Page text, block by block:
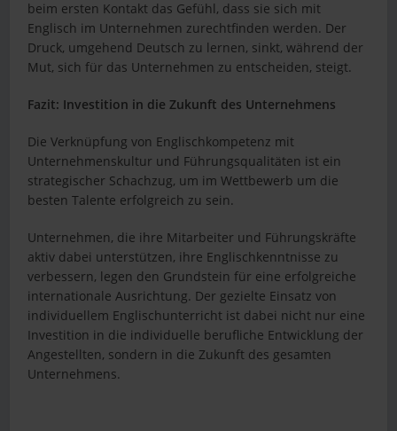
beim ersten Kontakt das Gefühl, dass sie sich mit
Englisch im Unternehmen zurechtfinden werden. Der
Druck, umgehend Deutsch zu lernen, sinkt, während der
Mut, sich für das Unternehmen zu entscheiden, steigt.
Fazit: Investition in die Zukunft des Unternehmens
Die Verknüpfung von Englischkompetenz mit
Unternehmenskultur und Führungsqualitäten ist ein
strategischer Schachzug, um im Wettbewerb um die
besten Talente erfolgreich zu sein.
Unternehmen, die ihre Mitarbeiter und Führungskräfte
aktiv dabei unterstützen, ihre Englischkenntnisse zu
verbessern, legen den Grundstein für eine erfolgreiche
internationale Ausrichtung. Der gezielte Einsatz von
individuellem Englischunterricht ist dabei nicht nur eine
Investition in die individuelle berufliche Entwicklung der
Angestellten, sondern in die Zukunft des gesamten
Unternehmens.